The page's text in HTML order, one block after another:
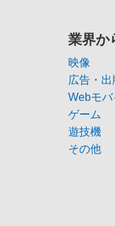
業界か
映像
広告・出
Webモ
ゲーム
遊技機
その他